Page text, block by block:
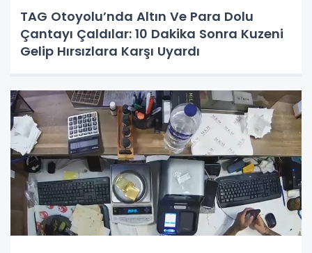
TAG Otoyolu’nda Altın Ve Para Dolu
Çantayı Çaldılar: 10 Dakika Sonra Kuzeni
Gelip Hırsızlara Karşı Uyardı